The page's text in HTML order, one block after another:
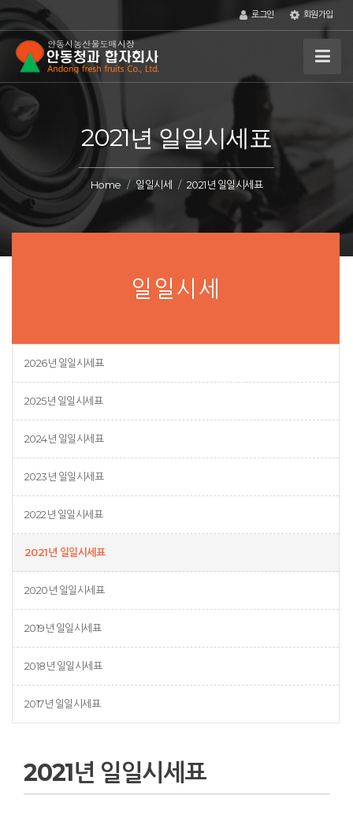
로그인 회원가입
2021년 일일시세표
Home 일일시세 2021년 일일시세표
일일시세
2026년 일일시세표
2025년 일일시세표
2024년 일일시세표
2023년 일일시세표
2022년 일일시세표
2021년 일일시세표
2020년 일일시세표
2019년 일일시세표
2018년 일일시세표
2017년 일일시세표
2021년 일일시세표